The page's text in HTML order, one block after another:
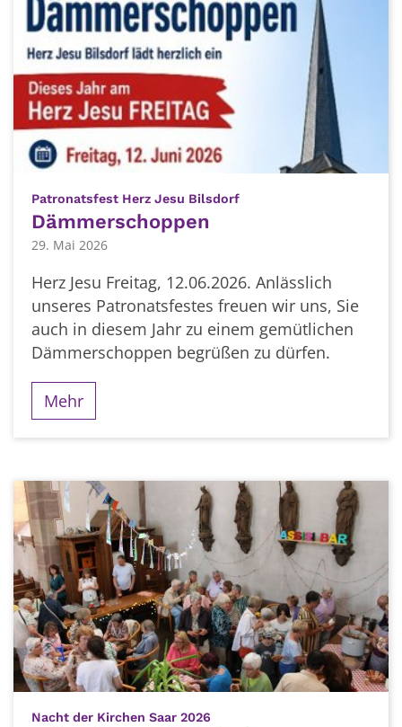
Patronatsfest Herz Jesu Bilsdorf:
Dämmerschoppen
29. Mai 2026
Herz Jesu Freitag, 12.06.2026. Anlässlich
unseres Patronatsfestes freuen wir uns, Sie
auch in diesem Jahr zu einem gemütlichen
Dämmerschoppen begrüßen zu dürfen.
Mehr
Nacht der Kirchen Saar 2026